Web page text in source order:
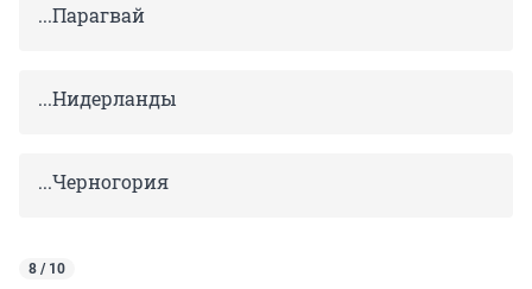
...Парагвай
...Нидерланды
...Черногория
8 / 10